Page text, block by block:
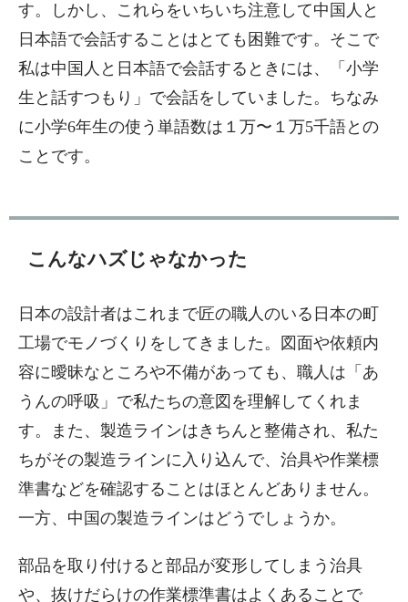
す。しかし、これらをいちいち注意して中国人と
日本語で会話することはとても困難です。そこで
私は中国人と日本語で会話するときには、「小学
生と話すつもり」で会話をしていました。ちなみ
に小学6年生の使う単語数は１万〜１万5千語との
ことです。
こんなハズじゃなかった
日本の設計者はこれまで匠の職人のいる日本の町
工場でモノづくりをしてきました。図面や依頼内
容に曖昧なところや不備があっても、職人は「あ
うんの呼吸」で私たちの意図を理解してくれま
す。また、製造ラインはきちんと整備され、私た
ちがその製造ラインに入り込んで、治具や作業標
準書などを確認することはほとんどありません。
一方、中国の製造ラインはどうでしょうか。
部品を取り付けると部品が変形してしまう治具
や、抜けだらけの作業標準書はよくあることで